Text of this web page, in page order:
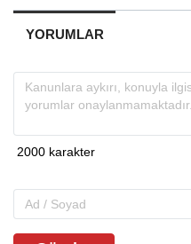
YORUMLAR